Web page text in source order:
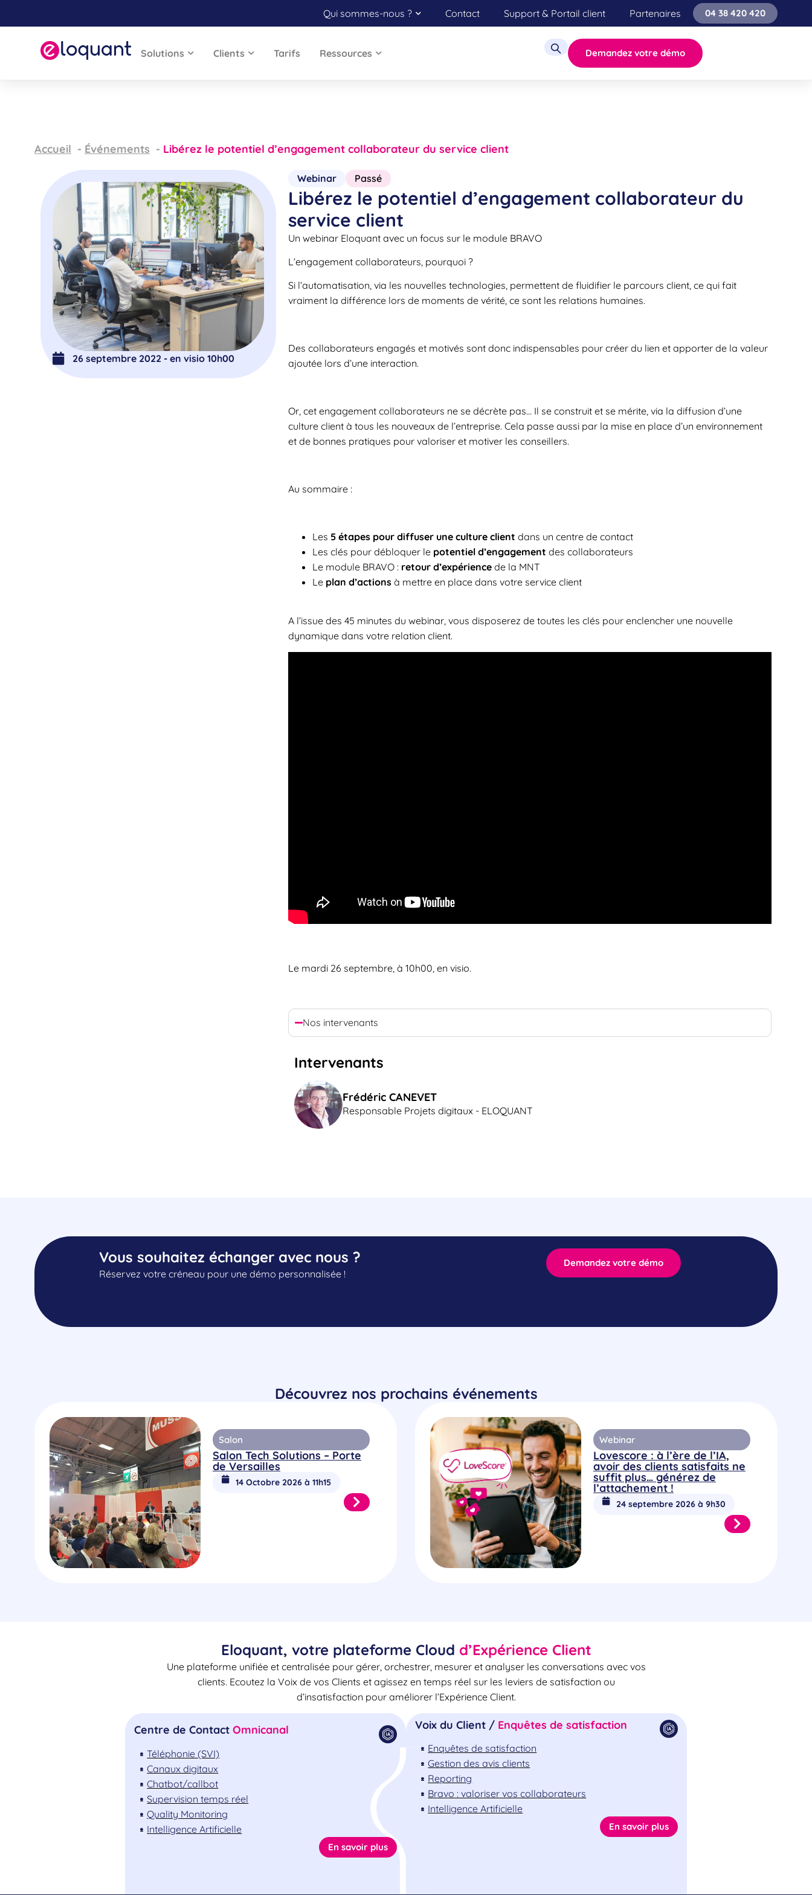
Qui sommes-nous ? Contact Support & Portail client Partenaires 04 38 420 420
Solutions Clients Tarifs Ressources Demandez votre démo
Accueil Événements Libérez le potentiel d’engagement collaborateur du service client
26 septembre 2022 - en visio 10h00
Webinar Passé
Libérez le potentiel d’engagement collaborateur du
service client
Un webinar Eloquant avec un focus sur le module BRAVO
L’engagement collaborateurs, pourquoi ?
Si l’automatisation, via les nouvelles technologies, permettent de fluidifier le parcours client, ce qui fait
vraiment la différence lors de moments de vérité, ce sont les relations humaines.
Des collaborateurs engagés et motivés sont donc indispensables pour créer du lien et apporter de la valeur
ajoutée lors d’une interaction.
Or, cet engagement collaborateurs ne se décrète pas… Il se construit et se mérite, via la diffusion d’une
culture client à tous les nouveaux de l’entreprise. Cela passe aussi par la mise en place d’un environnement
et de bonnes pratiques pour valoriser et motiver les conseillers.
Au sommaire :
Les 5 étapes pour diffuser une culture client dans un centre de contact
Les clés pour débloquer le potentiel d’engagement des collaborateurs
Le module BRAVO : retour d’expériencede la MNT
Le plan d’actionsà mettre en place dans votre service client
A l’issue des 45 minutes du webinar, vous disposerez de toutes les clés pour enclencher une nouvelle
dynamique dans votre relation client.
Le mardi 26 septembre, à 10h00, en visio.
Nos intervenants
Intervenants
Frédéric CANEVET
Responsable Projets digitaux - ELOQUANT
Demandez votre démo
Vous souhaitez échanger avec nous ?
Réservez votre créneau pour une démo personnalisée !
Découvrez nos prochains événements
Salon
Salon Tech Solutions – Porte
de Versailles
14 Octobre 2026 à 11h15
Webinar
Lovescore : à l’ère de l’IA,
avoir des clients satisfaits ne
suffit plus… générez de
l’attachement !
24 septembre 2026 à 9h30
Eloquant, votre plateforme Cloud d’Expérience Client
Une plateforme unifiée et centralisée pour gérer, orchestrer, mesurer et analyser les conversations avec vos
clients. Ecoutez la Voix de vos Clients et agissez en temps réel sur les leviers de satisfaction ou
d’insatisfaction pour améliorer l’Expérience Client.
Centre de Contact Omnicanal
Téléphonie (SVI)
Canaux digitaux
Chatbot/callbot
Supervision temps réel
Quality Monitoring
Intelligence Artificielle
En savoir plus
Voix du Client / Enquêtes de satisfaction
Enquêtes de satisfaction
Gestion des avis clients
Reporting
Bravo : valoriser vos collaborateurs
Intelligence Artificielle
En savoir plus